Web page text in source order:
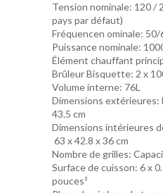
Tension nominale: 120 /
pays par défaut)
Fréquencen ominale: 50/
Puissance nominale:
Élément chauffant
Brûleur Bisquette: 2 x
Volume interne: 76L
Dimensions extérieures:
43.5 cm
Dimensions intérieures
63 x 42.8 x 36 cm
Nombre de grilles:
Surface de cuisson: 6 x
pouces²